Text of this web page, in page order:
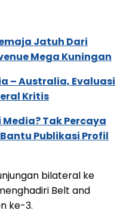
Jatuh Dari
Mega Kuningan
– Australia, Evaluasi
Kritis
Tak Percaya
Publikasi Profil
bilateral ke
Belt and
ke-3.